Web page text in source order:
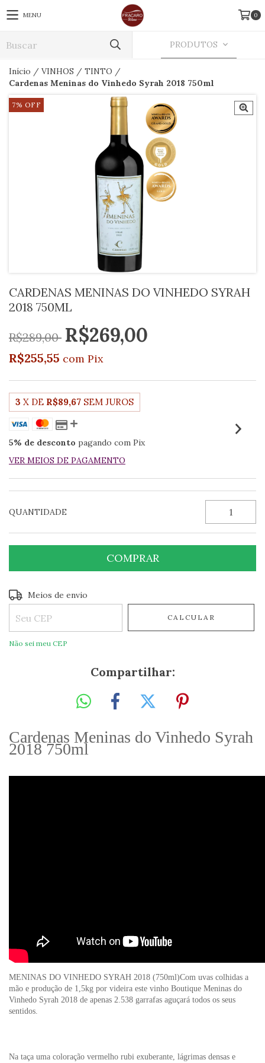
MENU 0
PRODUTOS
Início / VINHOS / TINTO /
Cardenas Meninas do Vinhedo Syrah 2018 750ml
7% OFF
CARDENAS MENINAS DO VINHEDO SYRAH
2018 750ML
R$289,00 R$269,00
R$255,55 com Pix
3 X DE R$89,67 SEM JUROS
5% de desconto pagando com Pix
VER MEIOS DE PAGAMENTO
QUANTIDADE
Entregas para o CEP:
Meios de envio
CALCULAR
Não sei meu CEP
Compartilhar:
Cardenas Meninas do Vinhedo Syrah
2018 750ml
MENINAS DO VINHEDO SYRAH 2018 (750ml)Com uvas colhidas a
mão e produção de 1,5kg por videira este vinho Boutique Meninas do
Vinhedo Syrah 2018 de apenas 2.538 garrafas aguçará todos os seus
sentidos.
Na taça uma coloração vermelho rubi exuberante, lágrimas densas e